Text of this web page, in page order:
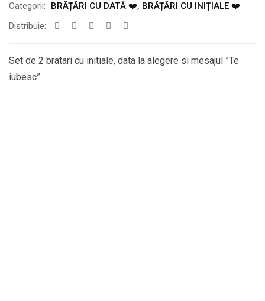
Categorii:
BRĂȚĂRI CU DATĂ ❤️, BRĂȚĂRI CU INIȚIALE ❤️
Distribuie:
Set de 2 bratari cu initiale, data la alegere si mesajul ”Te
iubesc”